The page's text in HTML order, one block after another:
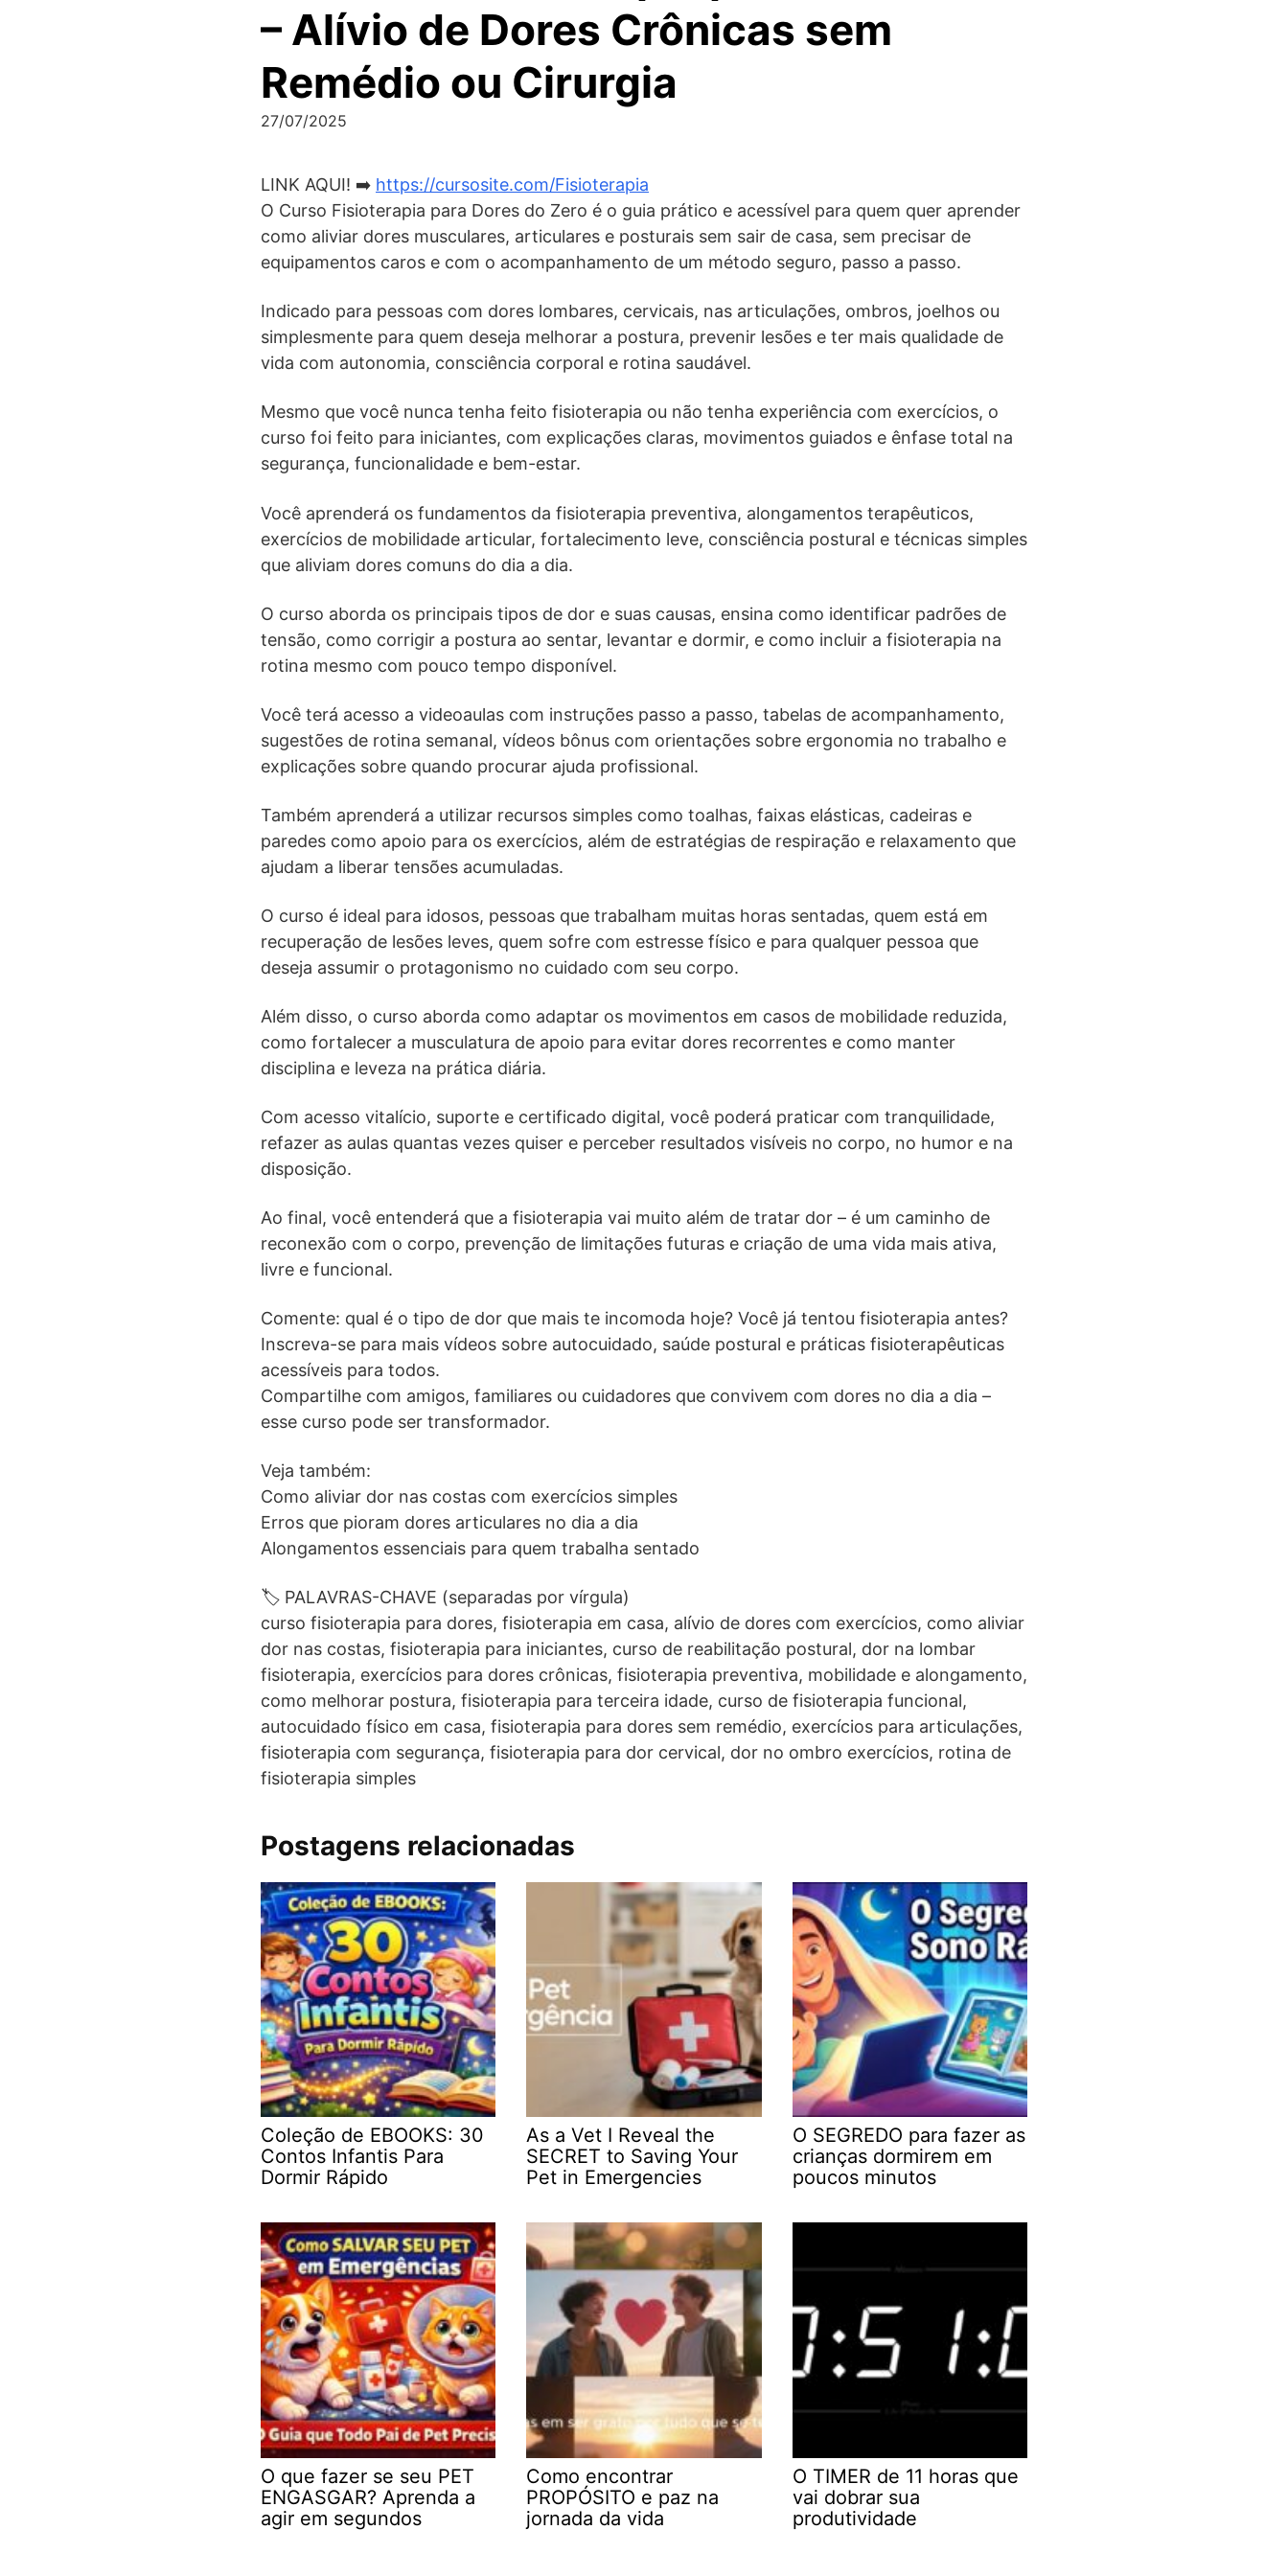
– Alívio de Dores Crônicas sem
Remédio ou Cirurgia
27/07/2025
LINK AQUI! ➡️ https://cursosite.com/Fisioterapia
O Curso Fisioterapia para Dores do Zero é o guia prático e acessível para quem quer aprender
como aliviar dores musculares, articulares e posturais sem sair de casa, sem precisar de
equipamentos caros e com o acompanhamento de um método seguro, passo a passo.
Indicado para pessoas com dores lombares, cervicais, nas articulações, ombros, joelhos ou
simplesmente para quem deseja melhorar a postura, prevenir lesões e ter mais qualidade de
vida com autonomia, consciência corporal e rotina saudável.
Mesmo que você nunca tenha feito fisioterapia ou não tenha experiência com exercícios, o
curso foi feito para iniciantes, com explicações claras, movimentos guiados e ênfase total na
segurança, funcionalidade e bem-estar.
Você aprenderá os fundamentos da fisioterapia preventiva, alongamentos terapêuticos,
exercícios de mobilidade articular, fortalecimento leve, consciência postural e técnicas simples
que aliviam dores comuns do dia a dia.
O curso aborda os principais tipos de dor e suas causas, ensina como identificar padrões de
tensão, como corrigir a postura ao sentar, levantar e dormir, e como incluir a fisioterapia na
rotina mesmo com pouco tempo disponível.
Você terá acesso a videoaulas com instruções passo a passo, tabelas de acompanhamento,
sugestões de rotina semanal, vídeos bônus com orientações sobre ergonomia no trabalho e
explicações sobre quando procurar ajuda profissional.
Também aprenderá a utilizar recursos simples como toalhas, faixas elásticas, cadeiras e
paredes como apoio para os exercícios, além de estratégias de respiração e relaxamento que
ajudam a liberar tensões acumuladas.
O curso é ideal para idosos, pessoas que trabalham muitas horas sentadas, quem está em
recuperação de lesões leves, quem sofre com estresse físico e para qualquer pessoa que
deseja assumir o protagonismo no cuidado com seu corpo.
Além disso, o curso aborda como adaptar os movimentos em casos de mobilidade reduzida,
como fortalecer a musculatura de apoio para evitar dores recorrentes e como manter
disciplina e leveza na prática diária.
Com acesso vitalício, suporte e certificado digital, você poderá praticar com tranquilidade,
refazer as aulas quantas vezes quiser e perceber resultados visíveis no corpo, no humor e na
disposição.
Ao final, você entenderá que a fisioterapia vai muito além de tratar dor – é um caminho de
reconexão com o corpo, prevenção de limitações futuras e criação de uma vida mais ativa,
livre e funcional.
Comente: qual é o tipo de dor que mais te incomoda hoje? Você já tentou fisioterapia antes?
Inscreva-se para mais vídeos sobre autocuidado, saúde postural e práticas fisioterapêuticas
acessíveis para todos.
Compartilhe com amigos, familiares ou cuidadores que convivem com dores no dia a dia –
esse curso pode ser transformador.
Veja também:
Como aliviar dor nas costas com exercícios simples
Erros que pioram dores articulares no dia a dia
Alongamentos essenciais para quem trabalha sentado
🏷️ PALAVRAS-CHAVE (separadas por vírgula)
curso fisioterapia para dores, fisioterapia em casa, alívio de dores com exercícios, como aliviar
dor nas costas, fisioterapia para iniciantes, curso de reabilitação postural, dor na lombar
fisioterapia, exercícios para dores crônicas, fisioterapia preventiva, mobilidade e alongamento,
como melhorar postura, fisioterapia para terceira idade, curso de fisioterapia funcional,
autocuidado físico em casa, fisioterapia para dores sem remédio, exercícios para articulações,
fisioterapia com segurança, fisioterapia para dor cervical, dor no ombro exercícios, rotina de
fisioterapia simples
Postagens relacionadas
Coleção de EBOOKS: 30
Contos Infantis Para
Dormir Rápido
As a Vet I Reveal the
SECRET to Saving Your
Pet in Emergencies
O SEGREDO para fazer as
crianças dormirem em
poucos minutos
O que fazer se seu PET
ENGASGAR? Aprenda a
agir em segundos
Como encontrar
PROPÓSITO e paz na
jornada da vida
O TIMER de 11 horas que
vai dobrar sua
produtividade